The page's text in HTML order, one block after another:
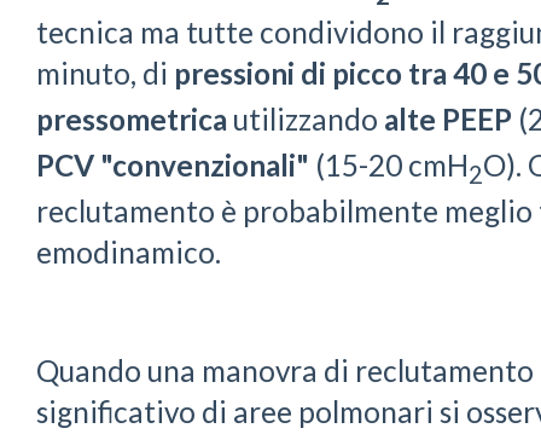
tecnica ma tutte condividono il
minuto, di pressioni di picco tra 40 e
pressometrica utilizzando alte PEEP
PCV "convenzionali" (15-20 cmH2O).
reclutamento è probabilmente
emodinamico.
Quando una manovra di
significativo di aree polmonari si